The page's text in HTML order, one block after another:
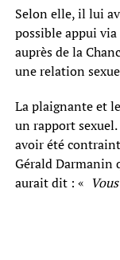
Selon elle, il lui
possible appui via
auprès de la
une relation
La plaignante et
un rapport
avoir été
Gérald Darmanin
aurait dit : «